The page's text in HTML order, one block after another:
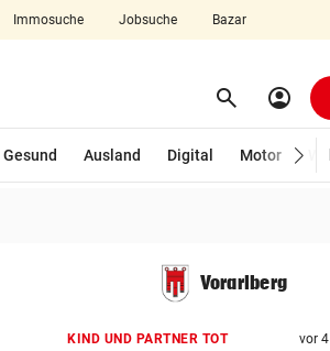
Immosuche Jobsuche Bazar
search Suchen
account_circle
Gesund Ausland Digital Motor
Vorarlberg
KIND UND PARTNER TOT vor